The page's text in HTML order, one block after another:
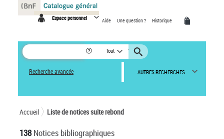
Espace personnel Aide Une question ? Historique
Tout
Recherche avancée AUTRES RECHERCHES
Accueil Liste de notices suite rebond
138Notices bibliographiques
Panneau de gestion des cookies